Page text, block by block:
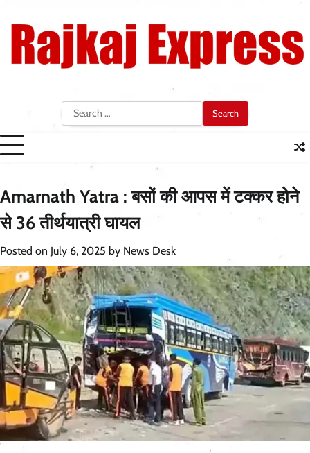
content
Search
for:
Amarnath Yatra : बसों की आपस में टक्कर होने
से 36 तीर्थयात्री घायल
Posted on July 6, 2025 by News Desk